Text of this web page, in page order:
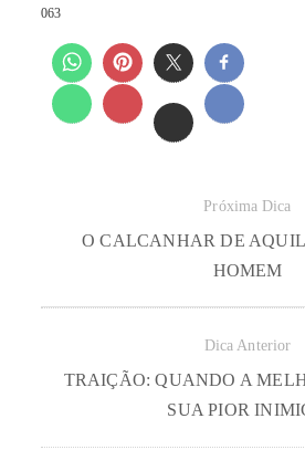
063
Próxima Dica
O CALCANHAR DE
HOMEM
Dica Anterior
TRAIÇÃO: QUANDO A
SUA PIOR